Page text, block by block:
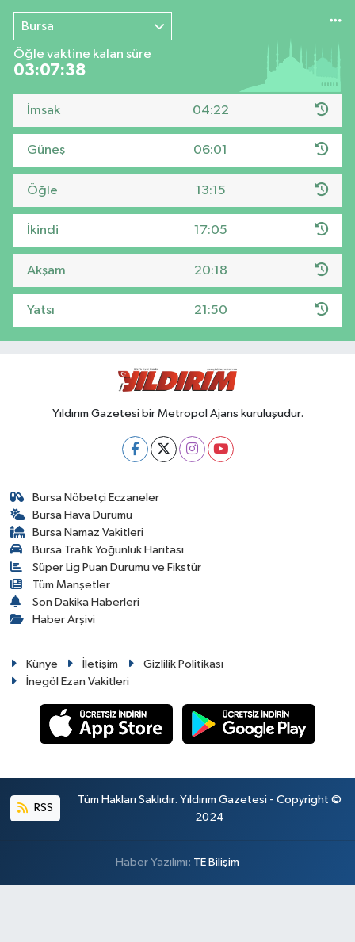
Bursa
Öğle vaktine kalan süre
03:07:37
İmsak 04:22
Güneş 06:01
Öğle 13:15
İkindi 17:05
Akşam 20:18
Yatsı 21:50
Yıldırım Gazetesi bir Metropol Ajans kuruluşudur.
Bursa Nöbetçi Eczaneler
Bursa Hava Durumu
Bursa Namaz Vakitleri
Bursa Trafik Yoğunluk Haritası
Süper Lig Puan Durumu ve Fikstür
Tüm Manşetler
Son Dakika Haberleri
Haber Arşivi
Künye İletişim
Gizlilik Politikası
İnegöl Ezan Vakitleri
RSS
Tüm Hakları Saklıdır. Yıldırım Gazetesi - Copyright ©
2024
Haber Yazılımı: TE Bilişim